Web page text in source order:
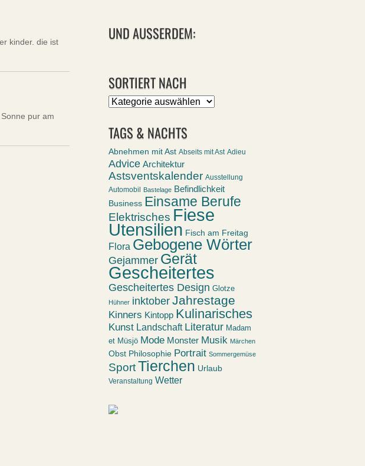
kinder. die ist
pur am
UND AUSSERDEM:
SORTIERT NACH
Sortiert
TAGS & NACHTS
Abnehmen mit Ast Abseits mit Ast Adieu
Advice Architektur
Astsventskalender Ausstellung
Automobil Bastelage Befindlichkeit
Business Einsame Berufe
Elektrisches Fiese
Utensilien Fisch am Freitag
Flora Gebogene Wörter
Gejammer Gerät
Gescheitertes
Gescheitertes Design Glotze
Hühner inktober Jahrestage
Kinners Kintopp Kulinarisches
Kunst Landschaft Literatur Madam
et Müsjö Mode Monster Musik Märchen
Obst Philosophie Portrait Sommergemüse
SportTierchen Urlaub
Veranstaltung Wetter